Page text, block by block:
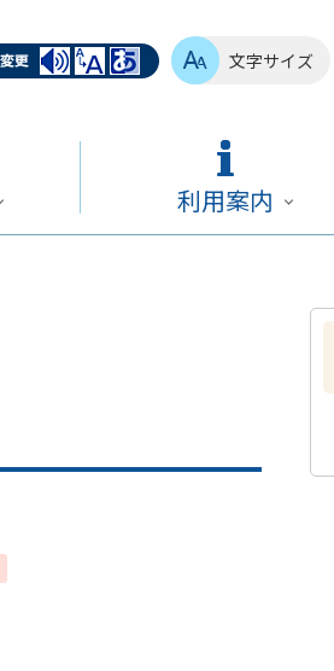
文字サイズ
利用案内